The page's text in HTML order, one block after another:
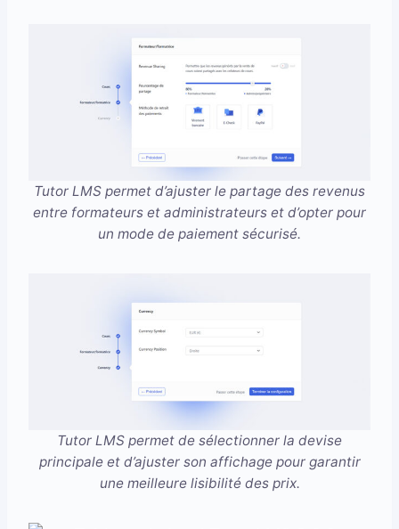
Tutor LMS permet d’ajuster le partage des revenus
entre formateurs et administrateurs et d’opter pour
un mode de paiement sécurisé.
Tutor LMS permet de sélectionner la devise
principale et d’ajuster son affichage pour garantir
une meilleure lisibilité des prix.